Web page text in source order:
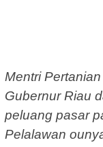
Mentri
Gubernur Riau
peluang pasar
Pelalawan